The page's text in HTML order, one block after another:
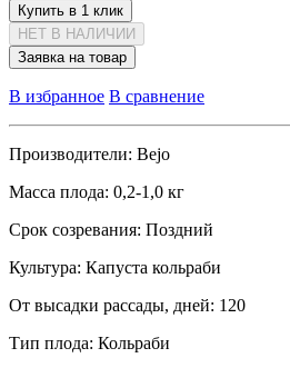
Купить в 1 клик
НЕТ В НАЛИЧИИ
Заявка на товар
В избранное В сравнение
Производители: Bejo
Масса плода: 0,2-1,0 кг
Срок созревания: Поздний
Культура: Капуста кольраби
От высадки рассады, дней: 120
Тип плода: Кольраби